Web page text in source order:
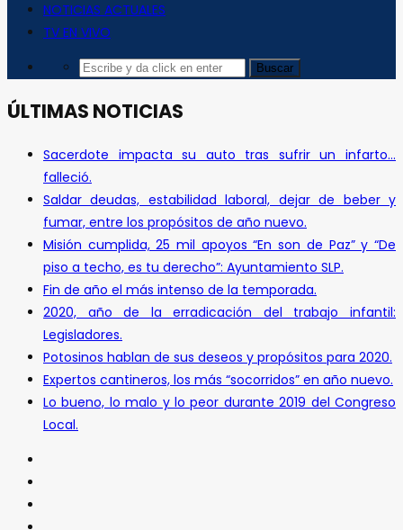
NOTICIAS ACTUALES
TV EN VIVO
ÚLTIMAS NOTICIAS
Sacerdote impacta su auto tras sufrir un infarto…
falleció.
Saldar deudas, estabilidad laboral, dejar de beber y
fumar, entre los propósitos de año nuevo.
Misión cumplida, 25 mil apoyos “En son de Paz” y “De
piso a techo, es tu derecho”: Ayuntamiento SLP.
Fin de año el más intenso de la temporada.
2020, año de la erradicación del trabajo infantil:
Legisladores.
Potosinos hablan de sus deseos y propósitos para 2020.
Expertos cantineros, los más “socorridos” en año nuevo.
Lo bueno, lo malo y lo peor durante 2019 del Congreso
Local.